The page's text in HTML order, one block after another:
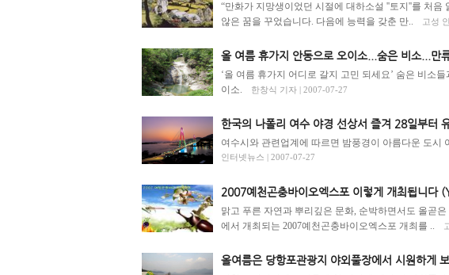
“만화가 지망생이었던 시절에 대하소설 ''토지''를 처
않은 꿈을 꾸었습니다. 다음에 능력을 갖춘 만..
고성
올 여름 휴가지 안동으로 오이소...숨은 비소...만
‘올 여름 휴가지 어디로 갈지 고민 되세요’ 숨은 비소
이소.
한창식 기자 | 2007-07-27
한국의 나폴리 여수 야경 선상서 즐겨 28일부터
여수시와 관련업계에 따르면 밤풍경이 아름다운 도시
인터넷뉴스 | 2007-07-27
2007예천곤충바이오엑스포 이렇게 개최됩니다
맑고 푸른 자연과 뿌리깊은 문화, 순박하면서도 올곧
에서 개최되는 2007예천곤충바이오엑스포 개최를 ..
올여름은 당항포관광지 야외풀장에서 시원하게